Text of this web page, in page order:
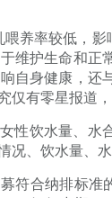
养率较低，
维护生命和
自身健康，
仅有零星报道，
性饮水量、
、饮水量、
符合纳排标